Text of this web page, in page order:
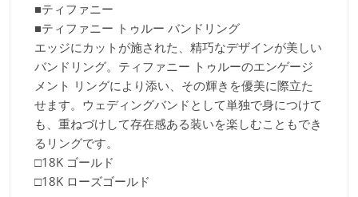
■ティファニー
■ティファニー トゥルー バンドリング
エッジにカットが施された、精巧なデザインが美しい
バンドリング。ティファニー トゥルーのエンゲージ
メント リングにより添い、その輝きを優美に際立た
せます。ウェディングバンドとして単独で身につけて
も、重ねづけして存在感ある装いを楽しむこともでき
るリングです。
□18K ゴールド
□18K ローズゴールド